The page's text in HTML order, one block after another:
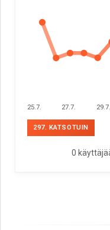
25.7. 27.7. 29.7.
297. KATSOTUIN
0